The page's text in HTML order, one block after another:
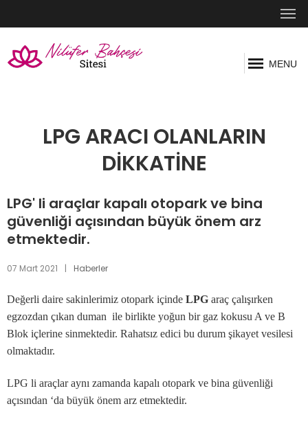
MENU
LPG ARACI OLANLARIN
DİKKATİNE
LPG' li araçlar kapalı otopark ve bina
güvenliği açısından büyük önem arz
etmektedir.
07 Mart 2021 | Haberler
Değerli daire sakinlerimiz otopark içinde LPG araç çalışırken
egzozdan çıkan duman ile birlikte yoğun bir gaz kokusu A ve B
Blok içlerine sinmektedir. Rahatsız edici bu durum şikayet vesilesi
olmaktadır.
LPG li araçlar aynı zamanda kapalı otopark ve bina güvenliği
açısından ‘da büyük önem arz etmektedir.